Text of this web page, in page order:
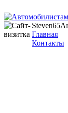
Главная
Контакты